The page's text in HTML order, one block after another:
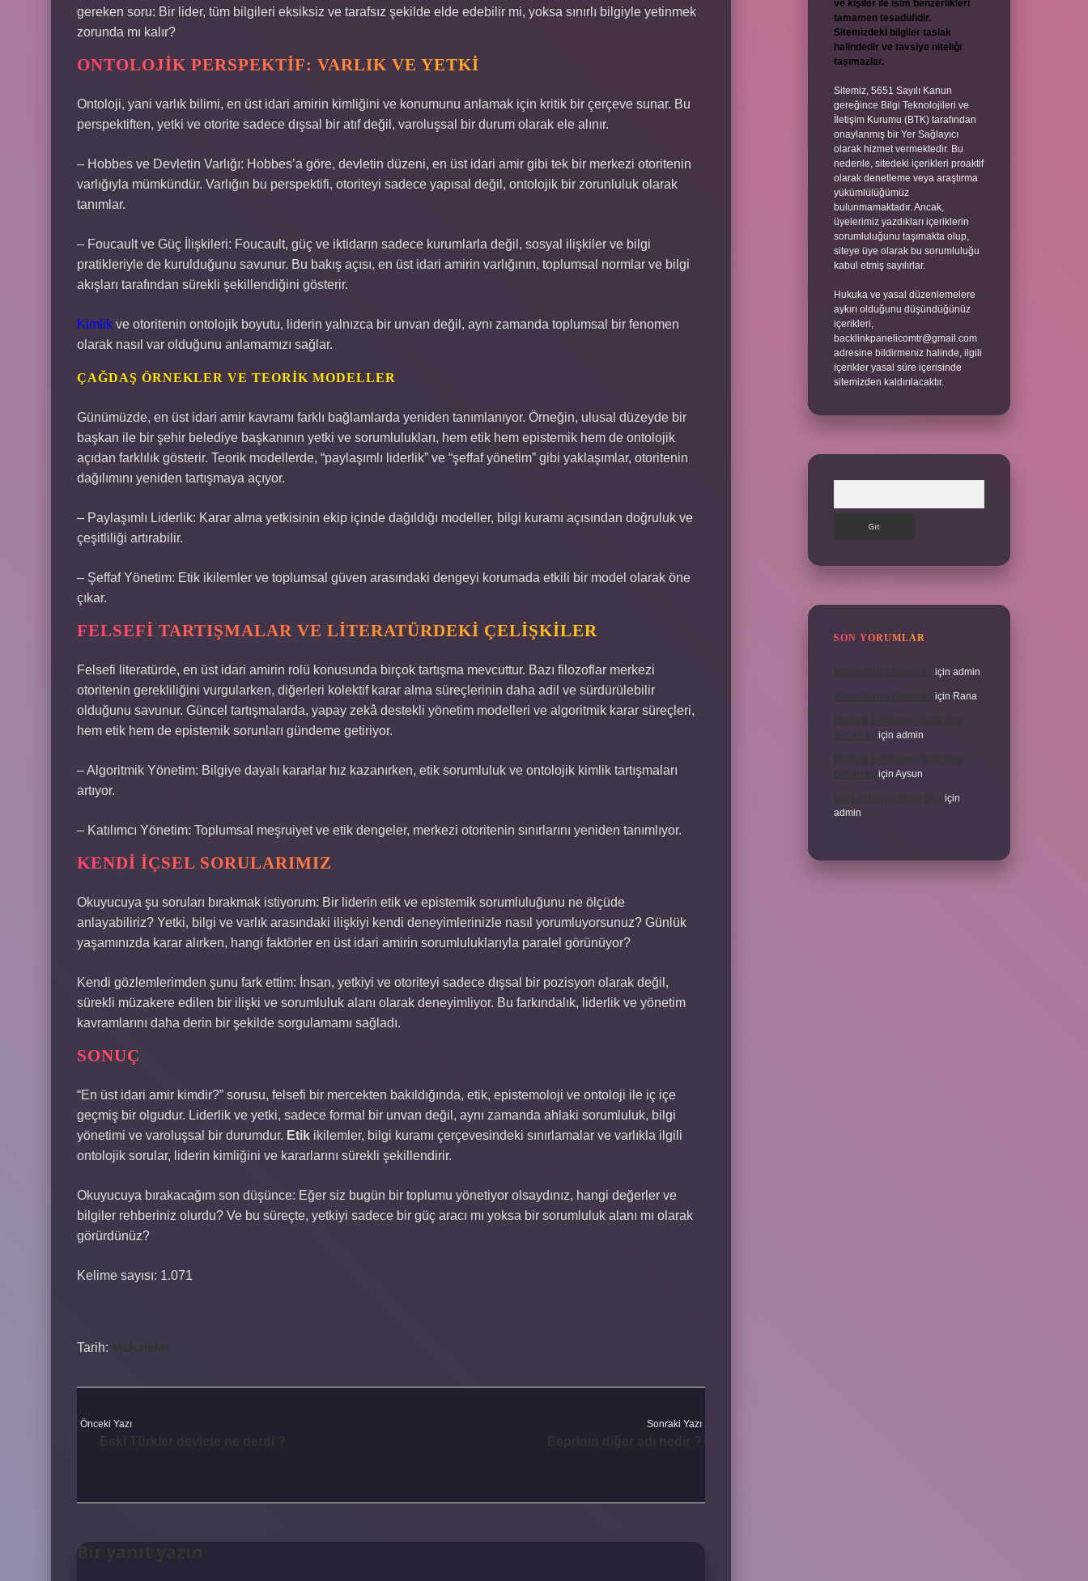
gereken soru: Bir lider, tüm bilgileri eksiksiz ve tarafsız şekilde elde edebilir mi, yoksa sınırlı bilgiyle yetinmek
zorunda mı kalır?
ONTOLOJIK PERSPEKTIF: VARLIK VE YETKI
Ontoloji, yani varlık bilimi, en üst idari amirin kimliğini ve konumunu anlamak için kritik bir çerçeve sunar. Bu
perspektiften, yetki ve otorite sadece dışsal bir atıf değil, varoluşsal bir durum olarak ele alınır.
– Hobbes ve Devletin Varlığı: Hobbes’a göre, devletin düzeni, en üst idari amir gibi tek bir merkezi otoritenin
varlığıyla mümkündür. Varlığın bu perspektifi, otoriteyi sadece yapısal değil, ontolojik bir zorunluluk olarak
tanımlar.
– Foucault ve Güç İlişkileri: Foucault, güç ve iktidarın sadece kurumlarla değil, sosyal ilişkiler ve bilgi
pratikleriyle de kurulduğunu savunur. Bu bakış açısı, en üst idari amirin varlığının, toplumsal normlar ve bilgi
akışları tarafından sürekli şekillendiğini gösterir.
Kimlik ve otoritenin ontolojik boyutu, liderin yalnızca bir unvan değil, aynı zamanda toplumsal bir fenomen
olarak nasıl var olduğunu anlamamızı sağlar.
ÇAĞDAŞ ÖRNEKLER VE TEORIK MODELLER
Günümüzde, en üst idari amir kavramı farklı bağlamlarda yeniden tanımlanıyor. Örneğin, ulusal düzeyde bir
başkan ile bir şehir belediye başkanının yetki ve sorumlulukları, hem etik hem epistemik hem de ontolojik
açıdan farklılık gösterir. Teorik modellerde, “paylaşımlı liderlik” ve “şeffaf yönetim” gibi yaklaşımlar, otoritenin
dağılımını yeniden tartışmaya açıyor.
– Paylaşımlı Liderlik: Karar alma yetkisinin ekip içinde dağıldığı modeller, bilgi kuramı açısından doğruluk ve
çeşitliliği artırabilir.
– Şeffaf Yönetim: Etik ikilemler ve toplumsal güven arasındaki dengeyi korumada etkili bir model olarak öne
çıkar.
FELSEFI TARTIŞMALAR VE LITERATÜRDEKI ÇELIŞKILER
Felsefi literatürde, en üst idari amirin rolü konusunda birçok tartışma mevcuttur. Bazı filozoflar merkezi
otoritenin gerekliliğini vurgularken, diğerleri kolektif karar alma süreçlerinin daha adil ve sürdürülebilir
olduğunu savunur. Güncel tartışmalarda, yapay zekâ destekli yönetim modelleri ve algoritmik karar süreçleri,
hem etik hem de epistemik sorunları gündeme getiriyor.
– Algoritmik Yönetim: Bilgiye dayalı kararlar hız kazanırken, etik sorumluluk ve ontolojik kimlik tartışmaları
artıyor.
– Katılımcı Yönetim: Toplumsal meşruiyet ve etik dengeler, merkezi otoritenin sınırlarını yeniden tanımlıyor.
KENDI İÇSEL SORULARIMIZ
Okuyucuya şu soruları bırakmak istiyorum: Bir liderin etik ve epistemik sorumluluğunu ne ölçüde
anlayabiliriz? Yetki, bilgi ve varlık arasındaki ilişkiyi kendi deneyimlerinizle nasıl yorumluyorsunuz? Günlük
yaşamınızda karar alırken, hangi faktörler en üst idari amirin sorumluluklarıyla paralel görünüyor?
Kendi gözlemlerimden şunu fark ettim: İnsan, yetkiyi ve otoriteyi sadece dışsal bir pozisyon olarak değil,
sürekli müzakere edilen bir ilişki ve sorumluluk alanı olarak deneyimliyor. Bu farkındalık, liderlik ve yönetim
kavramlarını daha derin bir şekilde sorgulamamı sağladı.
SONUÇ
“En üst idari amir kimdir?” sorusu, felsefi bir mercekten bakıldığında, etik, epistemoloji ve ontoloji ile iç içe
geçmiş bir olgudur. Liderlik ve yetki, sadece formal bir unvan değil, aynı zamanda ahlaki sorumluluk, bilgi
yönetimi ve varoluşsal bir durumdur. Etik ikilemler, bilgi kuramı çerçevesindeki sınırlamalar ve varlıkla ilgili
ontolojik sorular, liderin kimliğini ve kararlarını sürekli şekillendirir.
Okuyucuya bırakacağım son düşünce: Eğer siz bugün bir toplumu yönetiyor olsaydınız, hangi değerler ve
bilgiler rehberiniz olurdu? Ve bu süreçte, yetkiyi sadece bir güç aracı mı yoksa bir sorumluluk alanı mı olarak
görürdünüz?
Kelime sayısı: 1.071
Tarih: Makaleler
Önceki Yazı Sonraki Yazı
Bir yanıt yazın
ve kişiler ile isim benzerlikleri
tamamen tesadüfidir.
Sitemizdeki bilgiler taslak
halindedir ve tavsiye niteliği
taşımazlar.
Sitemiz, 5651 Sayılı Kanun
gereğince Bilgi Teknolojileri ve
İletişim Kurumu (BTK) tarafından
onaylanmış bir Yer Sağlayıcı
olarak hizmet vermektedir. Bu
nedenle, sitedeki içerikleri proaktif
olarak denetleme veya araştırma
yükümlülüğümüz
bulunmamaktadır. Ancak,
üyelerimiz yazdıkları içeriklerin
sorumluluğunu taşımakta olup,
siteye üye olarak bu sorumluluğu
kabul etmiş sayılırlar.
Hukuka ve yasal düzenlemelere
aykırı olduğunu düşündüğünüz
içerikleri,
backlinkpanelicomtr@gmail.com
adresine bildirmeniz halinde, ilgili
içerikler yasal süre içerisinde
sitemizden kaldırılacaktır.
SON YORUMLAR
için admin
için Rana
için admin
için Aysun
için
admin